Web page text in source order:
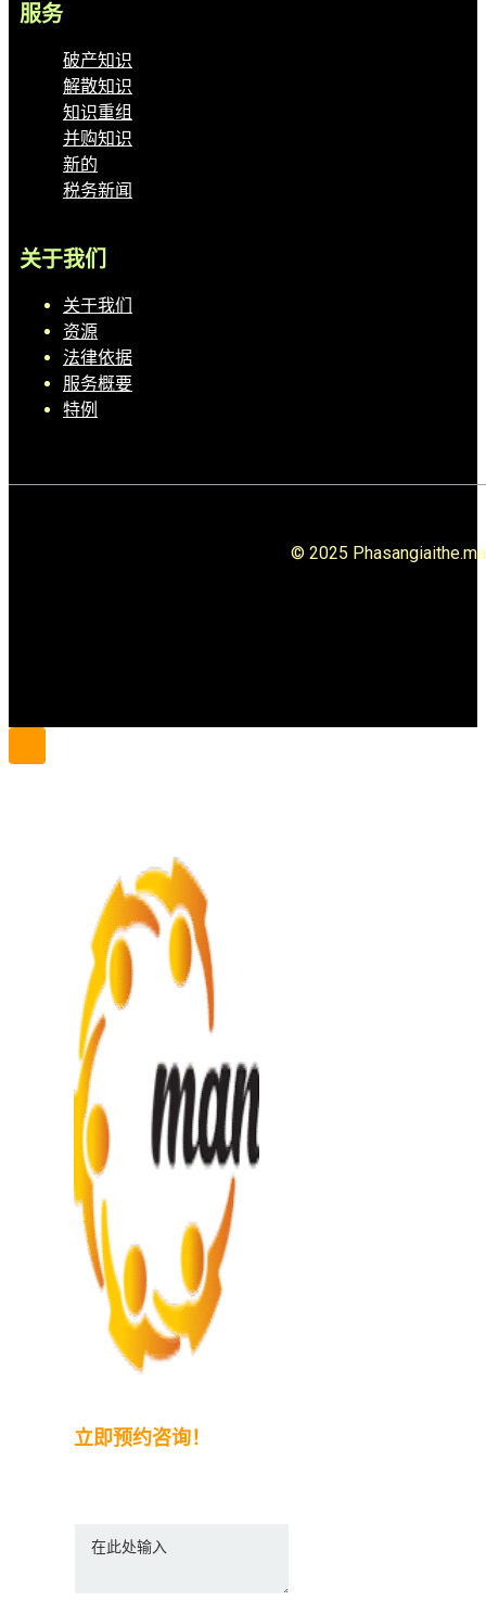
服务
破产知识
解散知识
知识重组
并购知识
新的
税务新闻
关于我们
关于我们
资源
法律依据
服务概要
特例
© 2025
立即预约咨询！